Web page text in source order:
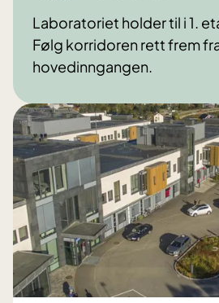
Laboratoriet holder til i 1.
Følg korridoren rett frem
hovedinngangen.